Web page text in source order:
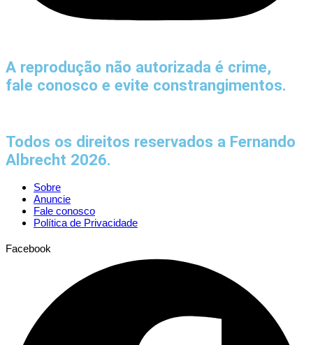
A reprodução não autorizada é crime,
fale conosco e evite constrangimentos.
Todos os direitos reservados a Fernando
Albrecht 2026.
Sobre
Anuncie
Fale conosco
Política de Privacidade
Facebook